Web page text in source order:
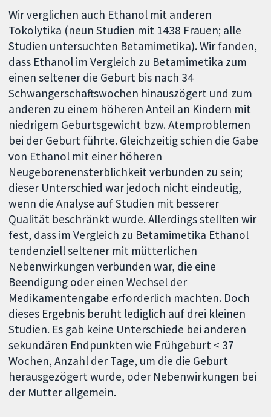
Wir verglichen auch Ethanol mit anderen
Tokolytika (neun Studien mit 1438 Frauen; alle
Studien untersuchten Betamimetika). Wir fanden,
dass Ethanol im Vergleich zu Betamimetika zum
einen seltener die Geburt bis nach 34
Schwangerschaftswochen hinauszögert und zum
anderen zu einem höheren Anteil an Kindern mit
niedrigem Geburtsgewicht bzw. Atemproblemen
bei der Geburt führte. Gleichzeitig schien die Gabe
von Ethanol mit einer höheren
Neugeborenensterblichkeit verbunden zu sein;
dieser Unterschied war jedoch nicht eindeutig,
wenn die Analyse auf Studien mit besserer
Qualität beschränkt wurde. Allerdings stellten wir
fest, dass im Vergleich zu Betamimetika Ethanol
tendenziell seltener mit mütterlichen
Nebenwirkungen verbunden war, die eine
Beendigung oder einen Wechsel der
Medikamentengabe erforderlich machten. Doch
dieses Ergebnis beruht lediglich auf drei kleinen
Studien. Es gab keine Unterschiede bei anderen
sekundären Endpunkten wie Frühgeburt < 37
Wochen, Anzahl der Tage, um die die Geburt
herausgezögert wurde, oder Nebenwirkungen bei
der Mutter allgemein.